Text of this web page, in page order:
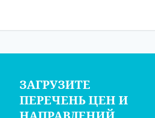
ЗАГРУЗИТЕ
ПЕРЕЧЕНЬ ЦЕН И